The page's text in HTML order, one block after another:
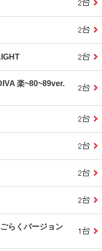
楽~80~89ver.
らくバージョン